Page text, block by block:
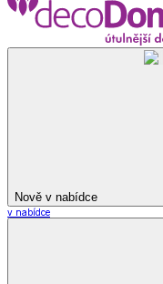
Nově v nabídce
v nabídce